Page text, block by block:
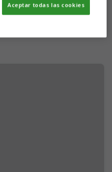
Aceptar todas las cookies